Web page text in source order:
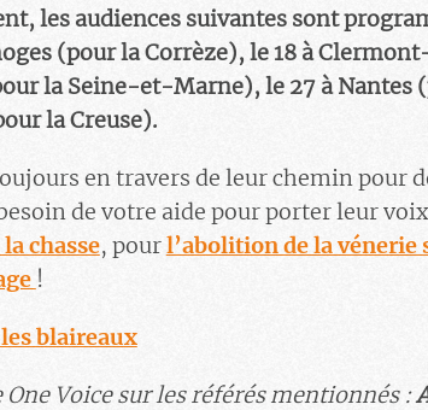
les audiences suivantes sont
(pour la Corrèze), le 18 à
la Seine-et-Marne), le 27 à
la Creuse).
en travers de leur chemin pour
de votre aide pour porter leur
chasse, pourl’abolition de la vénerie
!
blaireaux
Voice sur les référés mentionnés: